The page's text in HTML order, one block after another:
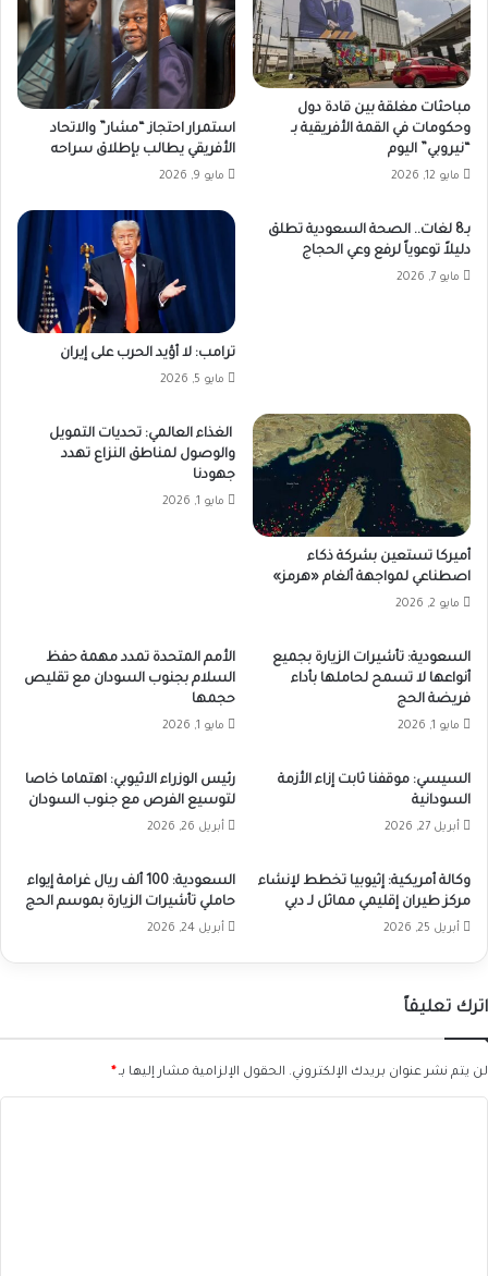
مباحثات مغلقة بين قادة دول
وحكومات في القمة الأفريقية بـ
“نيروبي” اليوم
مايو 12, 2026
استمرار احتجاز “مشار” والاتحاد
الأفريقي يطالب بإطلاق سراحه
مايو 9, 2026
بـ8 لغات.. الصحة السعودية تطلق
دليلاً توعوياً لرفع وعي الحجاج
مايو 7, 2026
ترامب: لا أؤيد الحرب على إيران
مايو 5, 2026
أميركا تستعين بشركة ذكاء
اصطناعي لمواجهة ألغام «هرمز»
مايو 2, 2026
الغذاء العالمي: تحديات التمويل
والوصول لمناطق النزاع تهدد
جهودنا
مايو 1, 2026
السعودية: تأشيرات الزيارة بجميع
أنواعها لا تسمح لحاملها بأداء
فريضة الحج
مايو 1, 2026
الأمم المتحدة تمدد مهمة حفظ
السلام بجنوب السودان مع تقليص
حجمها
مايو 1, 2026
السيسي: موقفنا ثابت إزاء الأزمة
السودانية
أبريل 27, 2026
رئيس الوزراء الاثيوبي: اهتماما خاصا
لتوسيع الفرص مع جنوب السودان
أبريل 26, 2026
وكالة أمريكية: إثيوبيا تخطط لإنشاء
مركز طيران إقليمي مماثل لـ دبي
أبريل 25, 2026
السعودية: 100 ألف ريال غرامة إيواء
حاملي تأشيرات الزيارة بموسم الحج
أبريل 24, 2026
اترك تعليقاً
لن يتم نشر عنوان بريدك الإلكتروني. الحقول الإلزامية مشار إليها بـ *